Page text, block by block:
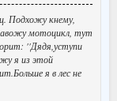
Подхожу кнему,
мотоцикл, тут
''Дядя,уступи
я из этой
я в лес не